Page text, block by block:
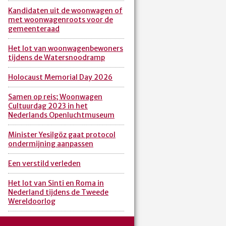
Kandidaten uit de woonwagen of
met woonwagenroots voor de
gemeenteraad
Het lot van woonwagenbewoners
tijdens de Watersnoodramp
Holocaust Memorial Day 2026
Samen op reis; Woonwagen
Cultuurdag 2023 in het
Nederlands Openluchtmuseum
Minister Yesilgöz gaat protocol
ondermijning aanpassen
Een verstild verleden
Het lot van Sinti en Roma in
Nederland tijdens de Tweede
Wereldoorlog